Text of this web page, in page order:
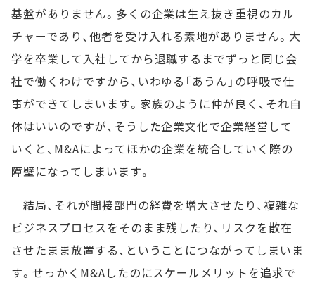
基盤がありません。多くの企業は生え抜き重視のカル
チャーであり、他者を受け入れる素地がありません。大
学を卒業して入社してから退職するまでずっと同じ会
社で働くわけですから、いわゆる「あうん」の呼吸で仕
事ができてしまいます。家族のように仲が良く、それ自
体はいいのですが、そうした企業文化で企業経営して
いくと、M&Aによってほかの企業を統合していく際の
障壁になってしまいます。
結局、それが間接部門の経費を増大させたり、複雑な
ビジネスプロセスをそのまま残したり、リスクを散在
させたまま放置する、ということにつながってしまいま
す。せっかくM&Aしたのにスケールメリットを追求で